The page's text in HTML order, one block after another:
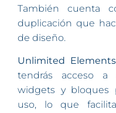
También cuenta
duplicación que
de diseño.
Unlimited
tendrás acceso a
widgets y bloques
uso, lo que